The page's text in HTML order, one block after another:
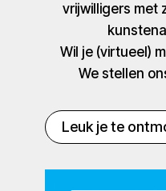
vrijwilligers met
Wil je (virtueel)
We stellen
Leuk je te